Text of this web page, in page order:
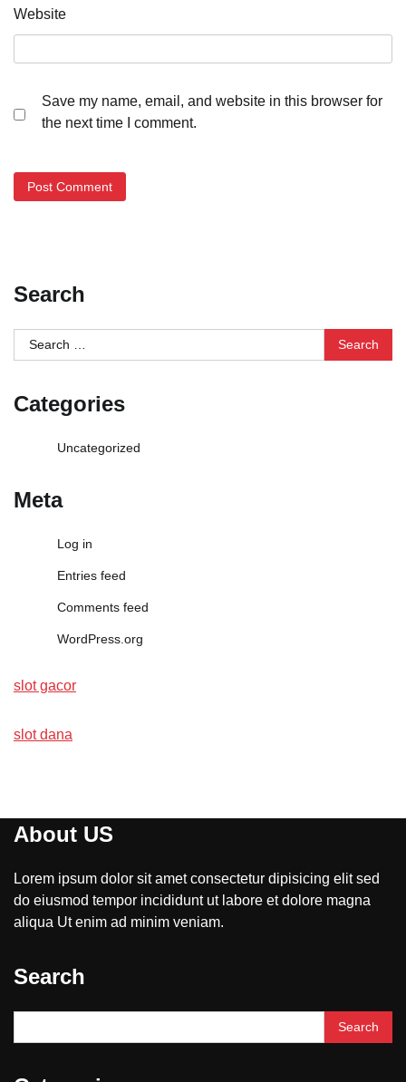
Website
Save my name, email, and website in this browser for
the next time I comment.
Search
Search
for:
Categories
Uncategorized
Meta
Log in
Entries feed
Comments feed
WordPress.org
slot gacor
slot dana
About US
Lorem ipsum dolor sit amet consectetur dipisicing elit sed
do eiusmod tempor incididunt ut labore et dolore magna
aliqua Ut enim ad minim veniam.
Search
for: